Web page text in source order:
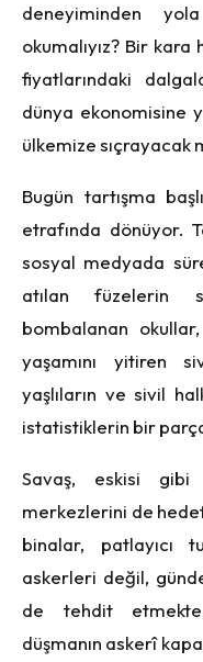
deneyiminden
okumalıyız? Bir kara
fiyatlarındaki
dünya ekonomisine
ülkemize sıçrayacak
Bugün tartışma
etrafında dönüyor.
sosyal medyada
atılan füzelerin
bombalanan
yaşamını yitiren
yaşlıların ve sivil
istatistiklerin bir
Savaş, eskisi gibi
merkezlerini de hedef
binalar, patlayıcı
askerleri değil,
de tehdit
düşmanın askerî